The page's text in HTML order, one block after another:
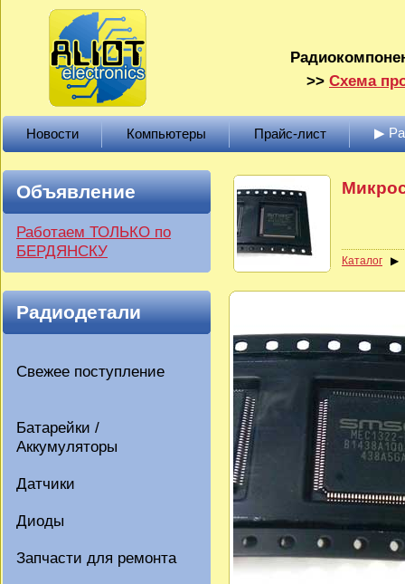
>> Схема
Новости Компьютеры Прайс-лист ▶
Объявление
Работаем ТОЛЬКО по
БЕРДЯНСКУ
Радиодетали
Свежее поступление
Батарейки /
Аккумуляторы
Датчики
Диоды
Запчасти для ремонта
Каталог